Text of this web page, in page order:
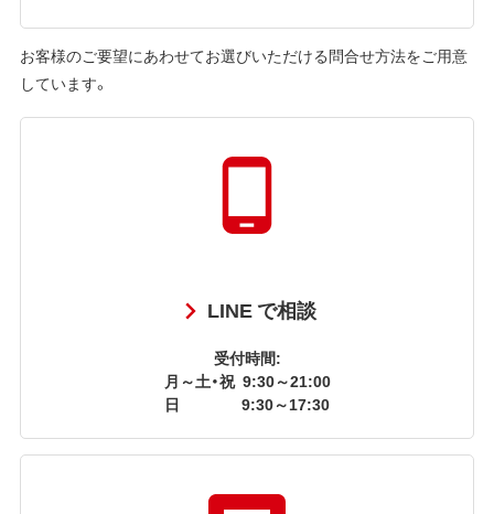
お客様のご要望にあわせてお選びいただける問合せ方法をご用意
しています。
LINE で相談
受付時間:
月～土・祝 9:30～21:00
日
9:30～17:30